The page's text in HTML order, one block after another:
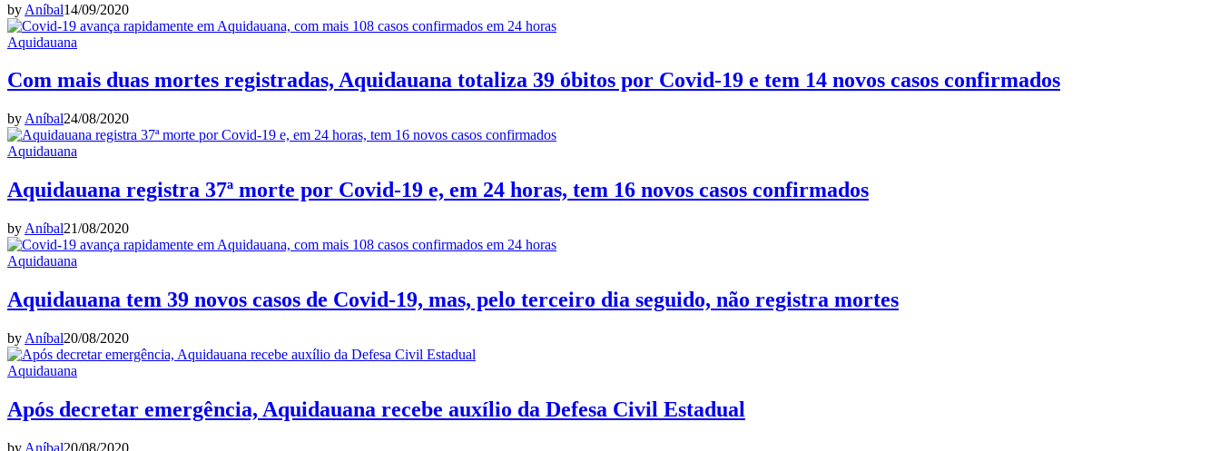
by Aníbal14/09/2020
Aquidauana
Com mais duas mortes registradas, Aquidauana totaliza 39 óbitos por Covid-19 e tem 14 novos casos confirmados
by Aníbal24/08/2020
Aquidauana
Aquidauana registra 37ª morte por Covid-19 e, em 24 horas, tem 16 novos casos confirmados
by Aníbal21/08/2020
Aquidauana
Aquidauana tem 39 novos casos de Covid-19, mas, pelo terceiro dia seguido, não registra mortes
by Aníbal20/08/2020
Aquidauana
Após decretar emergência, Aquidauana recebe auxílio da Defesa Civil Estadual
by Aníbal20/08/2020